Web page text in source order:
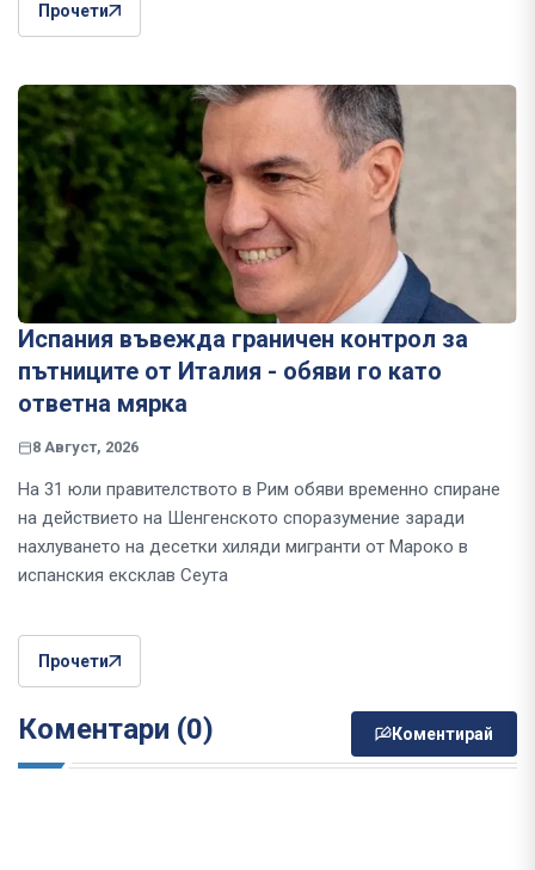
Прочети
Испания въвежда граничен контрол за
пътниците от Италия - обяви го като
ответна мярка
8 Август, 2026
На 31 юли правителството в Рим обяви временно спиране
на действието на Шенгенското споразумение заради
нахлуването на десетки хиляди мигранти от Мароко в
испанския ексклав Сеута
Прочети
Коментари (0) Коментирай